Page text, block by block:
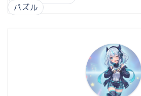
パズル